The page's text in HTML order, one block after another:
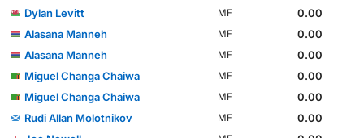
Dylan Levitt
MF
0.00
Alasana Manneh
MF
0.00
Alasana Manneh
MF
0.00
Miguel Changa Chaiwa
MF
0.00
Miguel Changa Chaiwa
MF
0.00
Rudi Allan Molotnikov
MF
0.00